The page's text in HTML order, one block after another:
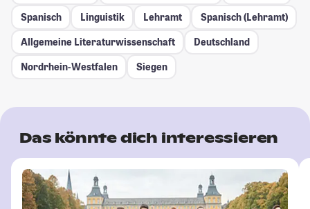
Spanisch
Linguistik Lehramt
Spanisch (Lehramt)
Allgemeine Literaturwissenschaft
Deutschland
Nordrhein-Westfalen
Siegen
Das könnte dich interessieren